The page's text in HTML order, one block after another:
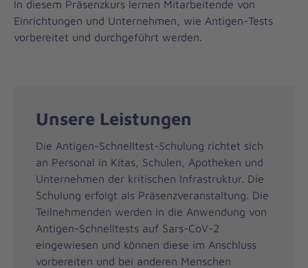
In diesem Präsenzkurs lernen Mitarbeitende von
Einrichtungen und Unternehmen, wie Antigen-Tests
vorbereitet und durchgeführt werden.
Unsere Leistungen
Die Antigen-Schnelltest-Schulung richtet sich
an Personal in Kitas, Schulen, Apotheken und
Unternehmen der kritischen Infrastruktur. Die
Schulung erfolgt als Präsenzveranstaltung. Die
Teilnehmenden werden in die Anwendung von
Antigen-Schnelltests auf Sars-CoV-2
eingewiesen und können diese im Anschluss
vorbereiten und bei anderen Menschen